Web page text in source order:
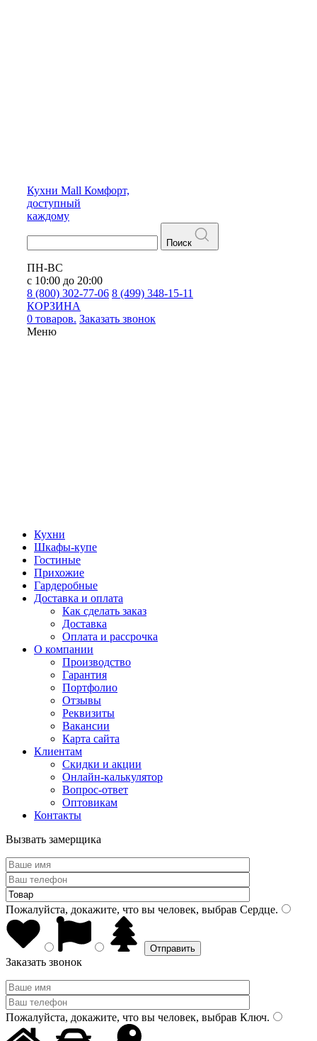
Кухни Mall Комфорт,
доступный
каждому
Поиск
ПН-ВС
с 10:00 до 20:00
8 (800) 302-77-06 8 (499) 348-15-11
КОРЗИНА
0 товаров. Заказать звонок
Меню
Кухни
Шкафы-купе
Гостиные
Прихожие
Гардеробные
Доставка и оплата
Как сделать заказ
Доставка
Оплата и рассрочка
О компании
Производство
Гарантия
Портфолио
Отзывы
Реквизиты
Вакансии
Карта сайта
Клиентам
Скидки и акции
Онлайн-калькулятор
Вопрос-ответ
Оптовикам
Контакты
Вызвать замерщика
Пожалуйста, докажите, что вы человек, выбрав Сердце.
Заказать звонок
Пожалуйста, докажите, что вы человек, выбрав Ключ.